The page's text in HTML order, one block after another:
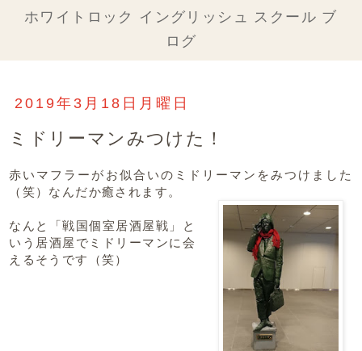
ホワイトロック イングリッシュ スクール ブ
ログ
2019年3月18日月曜日
ミドリーマンみつけた！
赤いマフラーがお似合いのミドリーマンをみつけました
（笑）なんだか癒されます。
なんと「戦国個室居酒屋戦」と
いう居酒屋でミドリーマンに会
えるそうです（笑）